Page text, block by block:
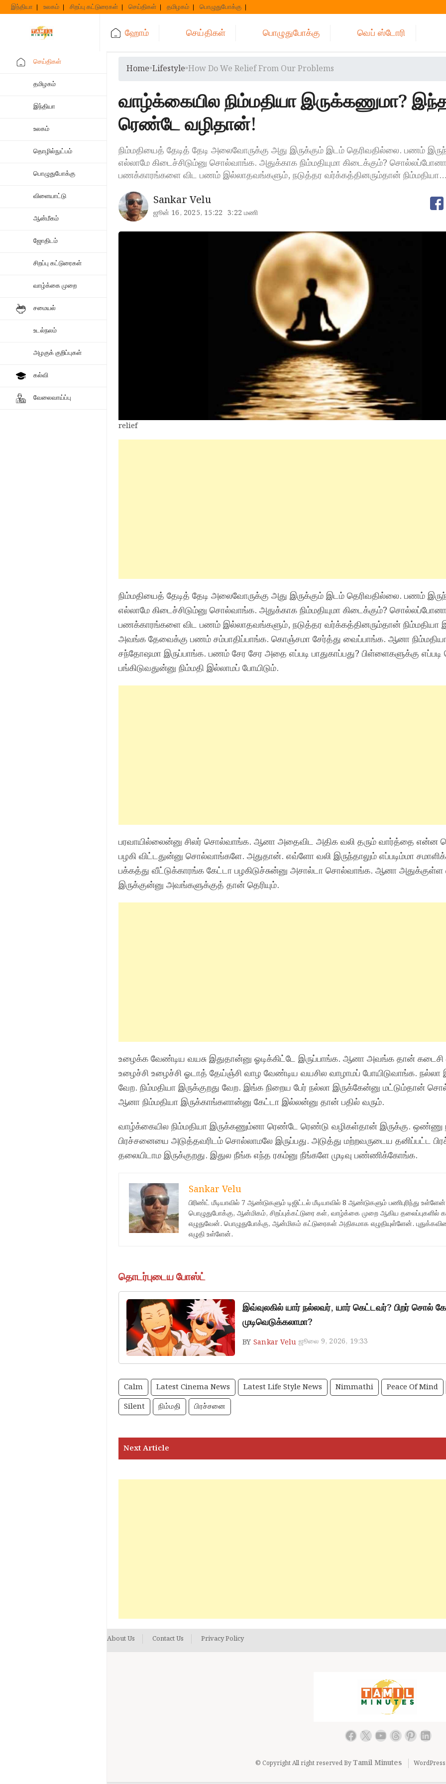
Skip
to
இந்தியா உலகம் சிறப்பு கட்டுரைகள் செய்திகள் தமிழகம் பொழுதுபோக்கு
ஹோம் செய்திகள் பொழுதுபோக்கு வெப் ஸ்டோரி
செய்திகள்
தமிழகம்
இந்தியா
உலகம்
தொழில்நுட்பம்
பொழுதுபோக்கு
விளையாட்டு
ஆன்மீகம்
ஜோதிடம்
சிறப்பு கட்டுரைகள்
வாழ்க்கை முறை
சமையல்
உடல்நலம்
அழகுக் குறிப்புகள்
கல்வி
வேலைவாய்ப்பு
Home»Lifestyle»How Do We Relief From Our Problems
வாழ்க்கையில நிம்மதியா இருக்கணுமா?
ரெண்டே வழிதான்!
நிம்மதியைத் தேடித் தேடி அலைவோருக்கு அது இருக்கும் இடம் தெரிவதில்லை. பணம்
எல்லாமே கிடைச்சிடும்னு சொல்வாங்க. அதுக்காக நிம்மதியுமா கிடைக்கும்? சொல்லப்போனா
பணக்காரங்களை விட பணம் இல்லாதவங்களும், நடுத்தர வர்க்கத்தினரும்தான் நிம்மதியா…
Sankar Velu
ஜூன் 16, 2025, 15:22 3:22 மணி
relief
நிம்மதியைத் தேடித் தேடி அலைவோருக்கு அது இருக்கும் இடம் தெரிவதில்லை. பணம்
எல்லாமே கிடைச்சிடும்னு சொல்வாங்க. அதுக்காக நிம்மதியுமா கிடைக்கும்? சொல்லப்போனா
பணக்காரங்களை விட பணம் இல்லாதவங்களும், நடுத்தர வர்க்கத்தினரும்தான் நிம்மதியா
அவங்க தேவைக்கு பணம் சம்பாதிப்பாங்க. கொஞ்சமா சேர்த்து வைப்பாங்க. ஆனா
சந்தோஷமா இருப்பாங்க. பணம் சேர சேர அதை எப்படி பாதுகாப்பது? பிள்ளைகளுக்கு
பங்கிடுவதுன்னு நிம்மதி இல்லாமப் போயிடும்.
பரவாயில்லைன்னு சிலர் சொல்வாங்க. ஆனா அதைவிட அதிக வலி தரும் வார்த்தை என்ன
பழகி விட்டதுன்னு சொல்வாங்களே. அதுதான். எவ்ளோ வலி இருந்தாலும் எப்படிம்மா
பக்கத்து வீட்டுக்காரங்க கேட்டா பழகிடுச்சுன்னு அசால்டா சொல்வாங்க. ஆனா
இருக்குன்னு அவங்களுக்குத் தான் தெரியும்.
உழைக்க வேண்டிய வயசு இதுதான்னு ஓடிக்கிட்டே இருப்பாங்க. ஆனா அவங்க தான்
உழைச்சி உழைச்சி ஓடாத் தேய்ஞ்சி வாழ வேண்டிய வயசில வாழாமப் போயிடுவாங்க. நல்லா
வேற. நிம்மதியா இருக்குறது வேற. இங்க நிறைய பேர் நல்லா இருக்கேன்னு மட்டும்தான்
ஆனா நிம்மதியா இருக்காங்களான்னு கேட்டா இல்லன்னு தான் பதில் வரும்.
வாழ்க்கையில நிம்மதியா இருக்கணும்னா ரெண்டே ரெண்டு வழிகள்தான் இருக்கு. ஒண்ணு
பிரச்சனையை அடுத்தவரிடம் சொல்லாமலே இருப்பது. அடுத்து மற்றவருடைய தனிப்பட்ட
தலையிடாம இருக்குறது. இதுல நீங்க எந்த ரகம்னு நீங்களே முடிவு பண்ணிக்கோங்க.
Sankar Velu
பிரிண்ட் மீடியாவில் 7 ஆண்டுகளும் டிஜிட்டல் மீடியாவில் 8 ஆண்டுகளும் பணிபுரிந்து
பொழுதுபோக்கு, ஆன்மிகம், சிறப்புக்கட்டுரை கள், வாழ்க்கை முறை ஆகிய தலைப்புகளில்
எழுதுவேன். பொழுதுபோக்கு, ஆன்மிகம் கட்டுரைகள் அதிகமாக எழுதியுள்ளேன்.
எழுதி உள்ளேன்.
தொடர்புடைய போஸ்ட்
hero and villain
இவ்வுலகில் யார் நல்லவர், யார் கெட்டவர்? பிறர் சொல்
முடிவெடுக்கலாமா?
BY Sankar Velu ஜூலை 9, 2026, 19:33
Calm Latest Cinema News Latest Life Style News Nimmathi Peace Of Mind
Silent
நிம்மதி பிரச்சனை
About Us Contact Us Privacy Policy
Facebook
X YouTube
Threads
Pinterest
© Copyright All right reserved ByTamil Minutes